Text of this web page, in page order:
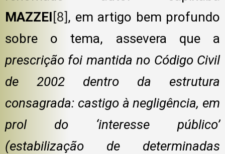
MAZZEI [8] , em artigo bem profundo
sobre o tema, assevera que a
prescrição foi mantida no Código Civil
de 2002 dentro da estrutura
consagrada: castigo à negligência, em
prol do ‘interesse público’
(estabilização de determinadas